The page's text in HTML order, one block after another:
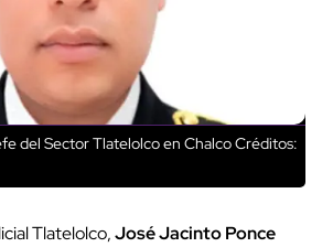
del Sector Tlatelolco en ChalcoCréditos:
Tlatelolco,José Jacinto Ponce